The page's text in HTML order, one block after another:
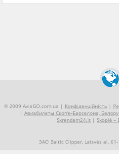
© 2009 AviaGO.com.ua | Конфіденційність |
| Авиабилеты Скоп'є–Барселона,
Skrendam24.lt | Skopjė –
ЗАО Baltic Clipper, Laisvės al. 61-